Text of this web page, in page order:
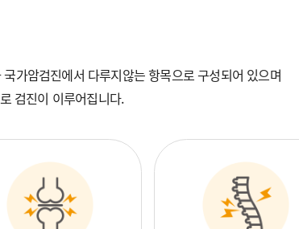
가암검진에서 다루지않는 항목으로 구성되어 있으며
검진이 이루어집니다.